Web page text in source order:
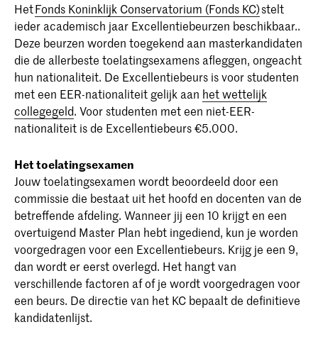
HetFonds Koninklijk Conservatorium (Fonds KC)stelt
ieder academisch jaar Excellentiebeurzen beschikbaar..
Deze beurzen worden toegekend aan masterkandidaten
die de allerbeste toelatingsexamens afleggen, ongeacht
hun nationaliteit. De Excellentiebeurs is voor studenten
met een EER-nationaliteit gelijk aan het wettelijk
collegegeld. Voor studenten met een niet-EER-
nationaliteit is de Excellentiebeurs €5.000.
Het toelatingsexamen
Jouw toelatingsexamen wordt beoordeeld door een
commissie die bestaat uit het hoofd en docenten van de
betreffende afdeling. Wanneer jij een 10 krijgt en een
overtuigend Master Plan hebt ingediend, kun je worden
voorgedragen voor een Excellentiebeurs. Krijg je een 9,
dan wordt er eerst overlegd. Het hangt van
verschillende factoren af of je wordt voorgedragen voor
een beurs. De directie van het KC bepaalt de definitieve
kandidatenlijst.